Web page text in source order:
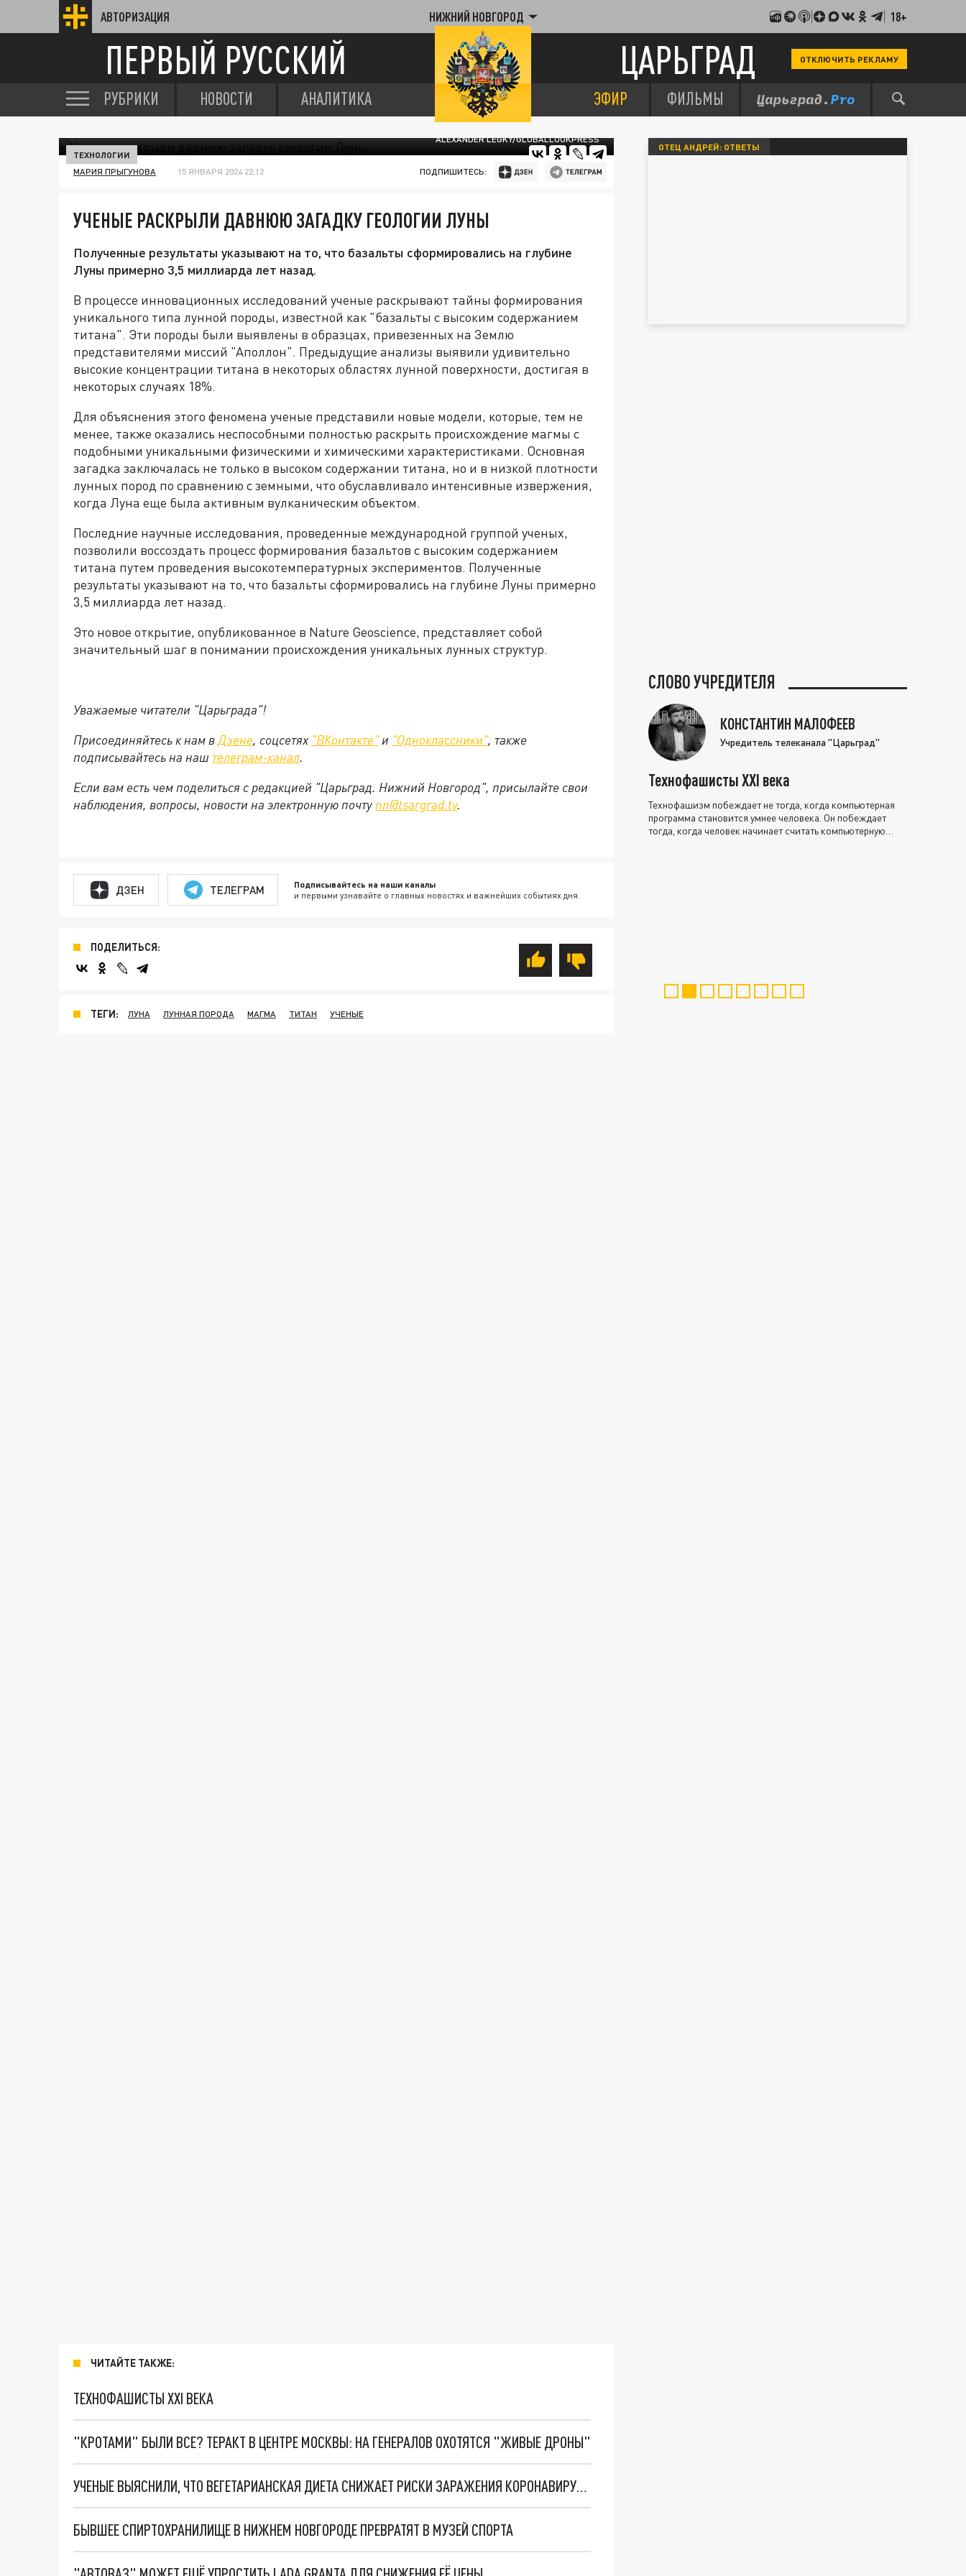
АВТОРИЗАЦИЯ НИЖНИЙ НОВГОРОД 18+
ПЕРВЫЙ РУССКИЙ ЦАРЬГРАД ОТКЛЮЧИТЬ РЕКЛАМУ
РУБРИКИ НОВОСТИ АНАЛИТИКА ЭФИР ФИЛЬМЫ
ALEXANDER LEGKY/GLOBALLOOKPRESS
ТЕХНОЛОГИИ
МАРИЯ ПРЫГУНОВА 15 ЯНВАРЯ 2024 22:12 ПОДПИШИТЕСЬ:
УЧЕНЫЕ РАСКРЫЛИ ДАВНЮЮ ЗАГАДКУ ГЕОЛОГИИ ЛУНЫ
Полученные результаты указывают на то, что базальты сформировались на глубине
Луны примерно 3,5 миллиарда лет назад.
В процессе инновационных исследований ученые раскрывают тайны формирования
уникального типа лунной породы, известной как "базальты с высоким содержанием
титана". Эти породы были выявлены в образцах, привезенных на Землю
представителями миссий "Аполлон". Предыдущие анализы выявили удивительно
высокие концентрации титана в некоторых областях лунной поверхности, достигая в
некоторых случаях 18%.
Для объяснения этого феномена ученые представили новые модели, которые, тем не
менее, также оказались неспособными полностью раскрыть происхождение магмы с
подобными уникальными физическими и химическими характеристиками. Основная
загадка заключалась не только в высоком содержании титана, но и в низкой плотности
лунных пород по сравнению с земными, что обуславливало интенсивные извержения,
когда Луна еще была активным вулканическим объектом.
Последние научные исследования, проведенные международной группой ученых,
позволили воссоздать процесс формирования базальтов с высоким содержанием
титана путем проведения высокотемпературных экспериментов. Полученные
результаты указывают на то, что базальты сформировались на глубине Луны примерно
3,5 миллиарда лет назад.
Это новое открытие, опубликованное в Nature Geoscience, представляет собой
значительный шаг в понимании происхождения уникальных лунных структур.
Уважаемые читатели "Царьграда"!
Присоединяйтесь к нам вДзене, соцсетях "ВКонтакте"и "Одноклассники", также
подписывайтесь на наш телеграм-канал.
Если вам есть чем поделиться с редакцией "Царьград. Нижний Новгород", присылайте свои
наблюдения, вопросы, новости на электронную почту nn@tsargrad.tv.
ДЗЕН ТЕЛЕГРАМ Подписывайтесь на наши каналы
и первыми узнавайте о главных новостях и важнейших событиях дня.
ПОДЕЛИТЬСЯ:
ТЕГИ: ЛУНА ЛУННАЯ ПОРОДА МАГМА ТИТАН УЧЕНЫЕ
ЧИТАЙТЕ ТАКЖЕ:
ТЕХНОФАШИСТЫ XXI ВЕКА
"КРОТАМИ" БЫЛИ ВСЕ? ТЕРАКТ В ЦЕНТРЕ МОСКВЫ: НА ГЕНЕРАЛОВ ОХОТЯТСЯ "ЖИВЫЕ ДРОНЫ"
УЧЕНЫЕ ВЫЯСНИЛИ, ЧТО ВЕГЕТАРИАНСКАЯ ДИЕТА СНИЖАЕТ РИСКИ ЗАРАЖЕНИЯ КОРОНАВИРУСОМ НА ТРЕТЬ
БЫВШЕЕ СПИРТОХРАНИЛИЩЕ В НИЖНЕМ НОВГОРОДЕ ПРЕВРАТЯТ В МУЗЕЙ СПОРТА
ОТЕЦ АНДРЕЙ: ОТВЕТЫ
СЛОВО УЧРЕДИТЕЛЯ
КОНСТАНТИН МАЛОФЕЕВ
Учредитель телеканала "Царьград"
Технофашисты XXI века
Технофашизм побеждает не тогда, когда компьютерная
программа становится умнее человека. Он побеждает
тогда, когда человек начинает считать компьютерную